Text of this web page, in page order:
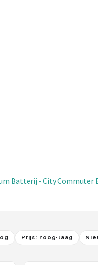
Batterij - City Commuter
Prijs: hoog-laag